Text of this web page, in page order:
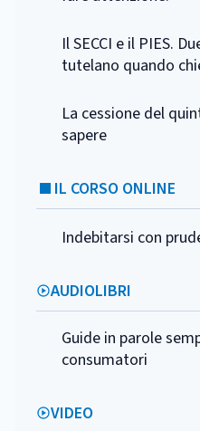
Il SECCI e il PIES.
tutelano quando
La cessione del
sapere
IL CORSO ONLINE
Indebitarsi con
AUDIOLIBRI
Guide in parole
consumatori
VIDEO